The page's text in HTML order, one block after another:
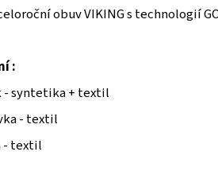
obuv VIKING s technologií
:
- syntetika + textil
- textil
- textil